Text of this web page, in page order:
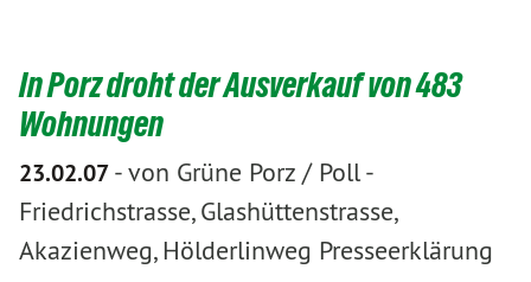
In Porz droht der Ausverkauf von 483
Wohnungen
23.02.07-von Grüne Porz / Poll-
Friedrichstrasse, Glashüttenstrasse,
Akazienweg, Hölderlinweg Presseerklärung